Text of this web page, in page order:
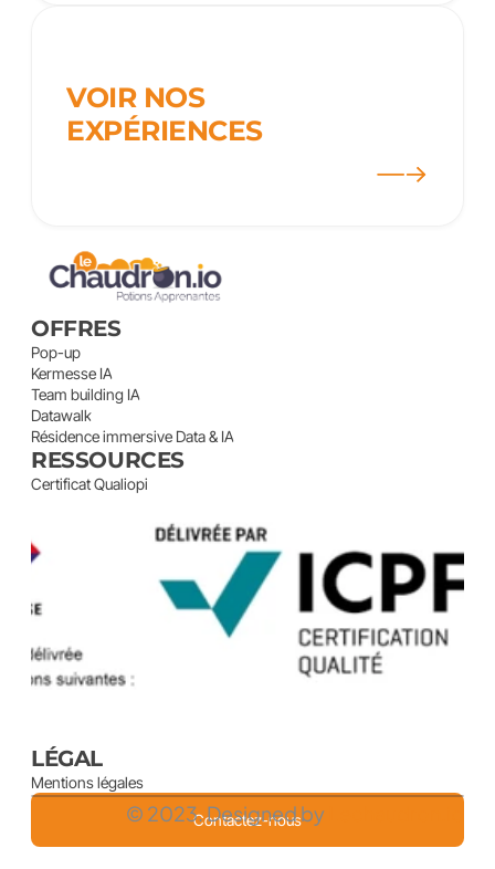
VOIR NOS
EXPÉRIENCES
OFFRES
Pop-up
Kermesse IA
Team building IA
Datawalk
Résidence immersive Data & IA
RESSOURCES
Certificat Qualiopi
LÉGAL
Mentions légales
Contactez-nous
© 2023. Designed by